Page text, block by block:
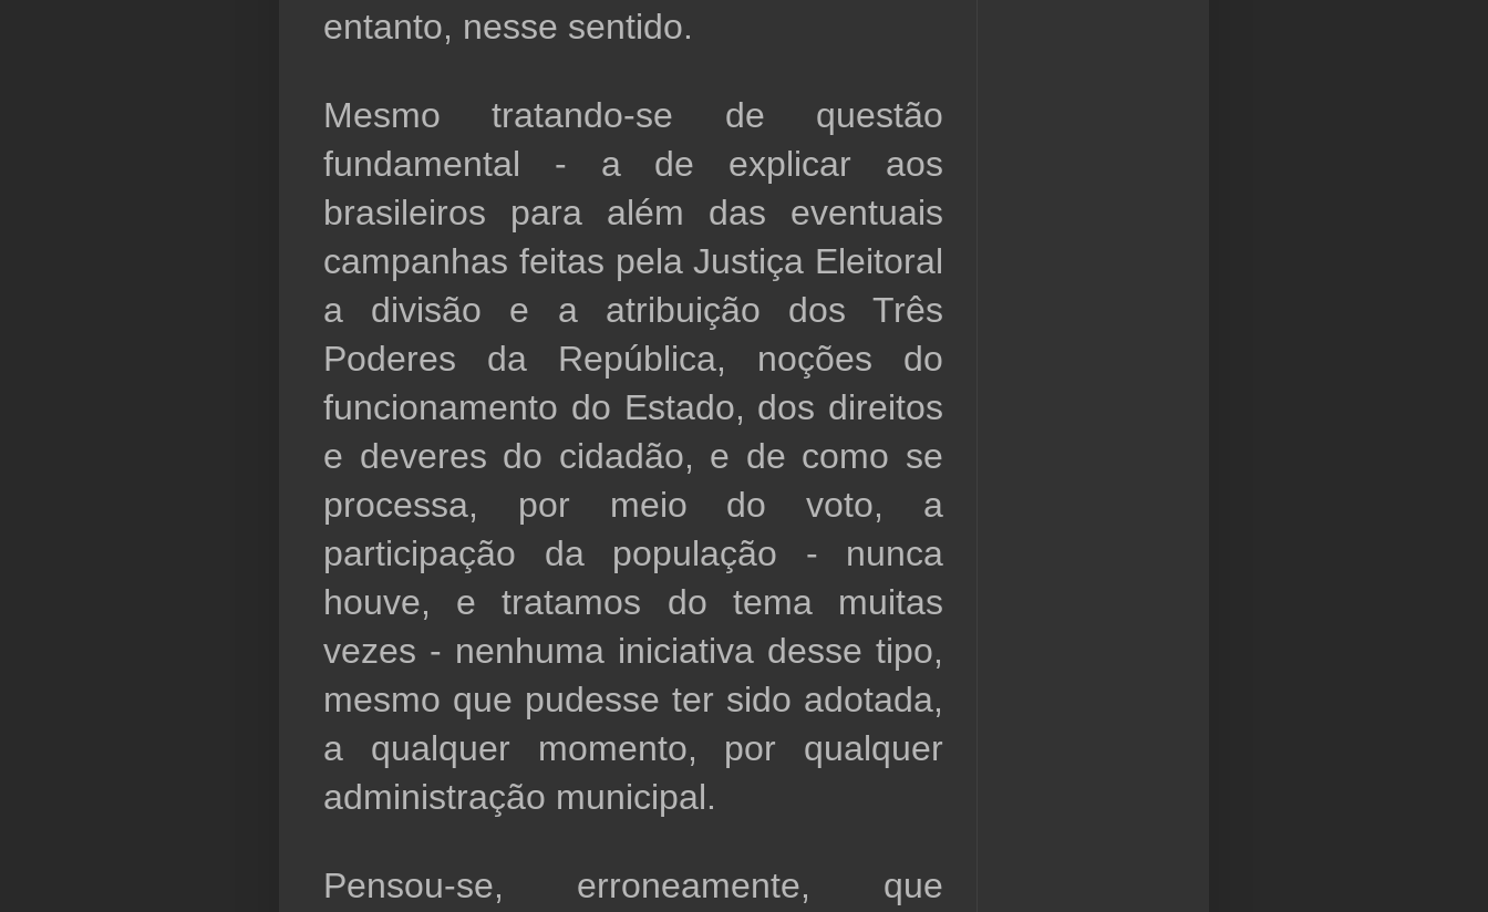
entanto, nesse sentido.
Mesmo tratando-se de questão
fundamental - a de explicar aos
brasileiros para além das eventuais
campanhas feitas pela Justiça Eleitoral
a divisão e a atribuição dos Três
Poderes da República, noções do
funcionamento do Estado, dos direitos
e deveres do cidadão, e de como se
processa, por meio do voto, a
participação da população - nunca
houve, e tratamos do tema muitas
vezes - nenhuma iniciativa desse tipo,
mesmo que pudesse ter sido adotada,
a qualquer momento, por qualquer
administração municipal.
Pensou-se, erroneamente, que